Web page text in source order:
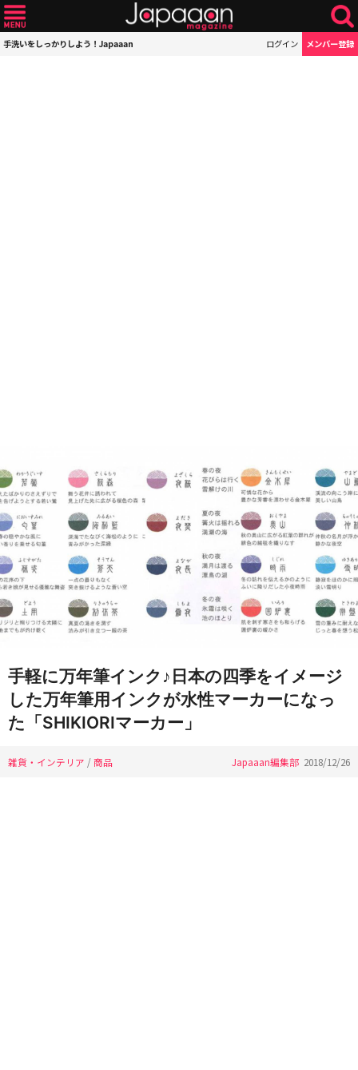
手洗いをしっかりしよう！Japaaan ログイン メンバー登録
手軽に万年筆インク♪日本の四季をイメージ
した万年筆用インクが水性マーカーになっ
た「SHIKIORIマーカー」
雑貨・インテリア /商品 Japaaan編集部 2018/12/26